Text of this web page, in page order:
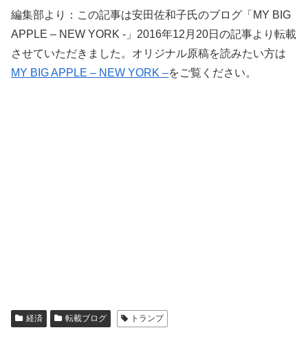
編集部より：この記事は安田佐和子氏のブログ「MY BIG
APPLE – NEW YORK -」2016年12月20日の記事より転載
させていただきました。オリジナル原稿を読みたい方は
MY BIG APPLE – NEW YORK –をご覧ください。
経済 転載ブログ トランプ